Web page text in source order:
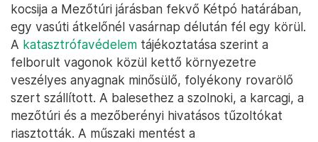
kocsija a Mezőtúri járásban fekvő Kétpó határában,
egy vasúti átkelőnél vasárnap délután fél egy körül.
A katasztrófavédelem tájékoztatása szerint a
felborult vagonok közül kettő környezetre
veszélyes anyagnak minősülő, folyékony rovarölő
szert szállított. A balesethez a szolnoki, a karcagi, a
mezőtúri és a mezőberényi hivatásos tűzoltókat
riasztották. A műszaki mentést a